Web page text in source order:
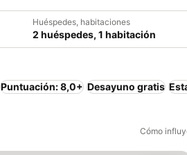
Huéspedes, habitaciones
2 huéspedes, 1 habitación
Puntuación: 8,0+ Desayuno gratis
Cómo